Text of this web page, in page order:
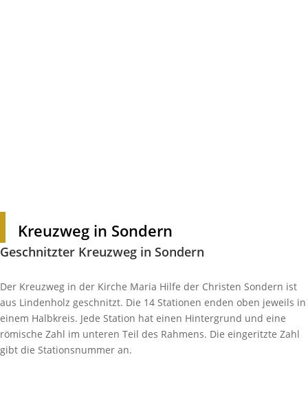
Kreuzweg in Sondern
Geschnitzter Kreuzweg in Sondern
Der Kreuzweg in der Kirche Maria Hilfe der Christen Sondern ist
aus Linden­holz geschnitzt. Die 14 Stationen enden oben jeweils in
einem Halb­kreis. Jede Station hat einen Hinter­grund und eine
römi­sche Zahl im unteren Teil des Rahmens. Die einge­ritzte Zahl
gibt die Stati­ons­nummer an.